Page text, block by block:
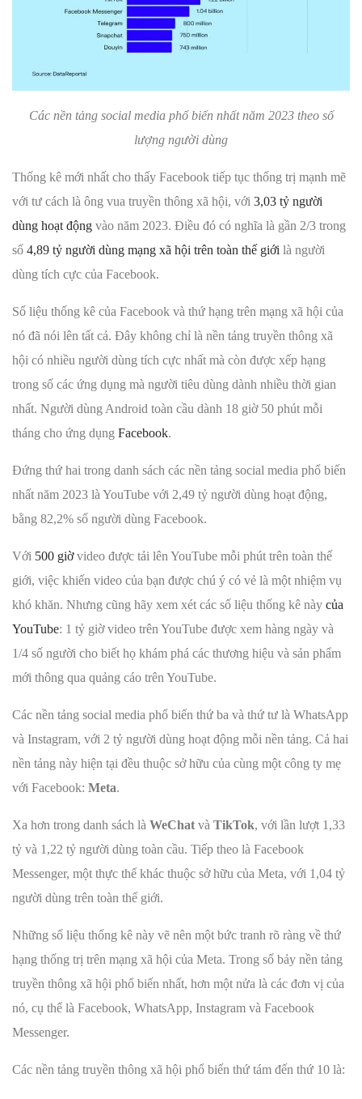
Các nền tảng social media phổ biến nhất năm 2023 theo số
lượng người dùng
Thống kê mới nhất cho thấy Facebook tiếp tục thống trị mạnh mẽ
với tư cách là ông vua truyền thông xã hội, với 3,03 tỷ người
dùng hoạt động vào năm 2023. Điều đó có nghĩa là gần 2/3 trong
số 4,89 tỷ người dùng mạng xã hội trên toàn thế giới là người
dùng tích cực của Facebook.
Số liệu thống kê của Facebook và thứ hạng trên mạng xã hội của
nó đã nói lên tất cả. Đây không chỉ là nền tảng truyền thông xã
hội có nhiều người dùng tích cực nhất mà còn được xếp hạng
trong số các ứng dụng mà người tiêu dùng dành nhiều thời gian
nhất. Người dùng Android toàn cầu dành 18 giờ 50 phút mỗi
tháng cho ứng dụng Facebook.
Đứng thứ hai trong danh sách các nền tảng social media phổ biến
nhất năm 2023 là YouTube với 2,49 tỷ người dùng hoạt động,
bằng 82,2% số người dùng Facebook.
Với 500 giờvideo được tải lên YouTube mỗi phút trên toàn thế
giới, việc khiến video của bạn được chú ý có vẻ là một nhiệm vụ
khó khăn. Nhưng cũng hãy xem xét các số liệu thống kê này của
YouTube: 1 tỷ giờ video trên YouTube được xem hàng ngày và
1/4 số người cho biết họ khám phá các thương hiệu và sản phẩm
mới thông qua quảng cáo trên YouTube.
Các nền tảng social media phổ biến thứ ba và thứ tư là WhatsApp
và Instagram, với 2 tỷ người dùng hoạt động mỗi nền tảng. Cả hai
nền tảng này hiện tại đều thuộc sở hữu của cùng một công ty mẹ
với Facebook: Meta.
Xa hơn trong danh sách là WeChat và TikTok, với lần lượt 1,33
tỷ và 1,22 tỷ người dùng toàn cầu. Tiếp theo là Facebook
Messenger, một thực thể khác thuộc sở hữu của Meta, với 1,04 tỷ
người dùng trên toàn thế giới.
Những số liệu thống kê này vẽ nên một bức tranh rõ ràng về thứ
hạng thống trị trên mạng xã hội của Meta. Trong số bảy nền tảng
truyền thông xã hội phổ biến nhất, hơn một nửa là các đơn vị của
nó, cụ thể là Facebook, WhatsApp, Instagram và Facebook
Messenger.
Các nền tảng truyền thông xã hội phổ biến thứ tám đến thứ 10 là: